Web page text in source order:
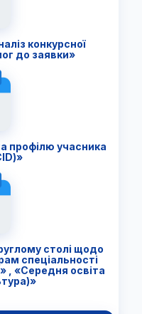
конкурсної
до заявки»
профілю учасника
столі щодо
спеціальності
, «Середня освіта